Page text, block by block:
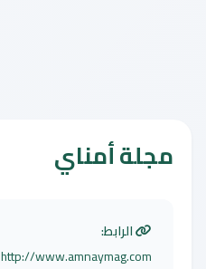
مجلة أمناي
الرابط:
http://www.amnaymag.com